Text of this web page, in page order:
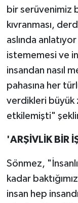
bir serüvenimiz
kıvranması,
aslında
istememesi ve
insandan nasıl
pahasına her
verdikleri büyük
etkilemişti"
'ARŞİVLİK BİR
Sönmez,
kadar
insan hep